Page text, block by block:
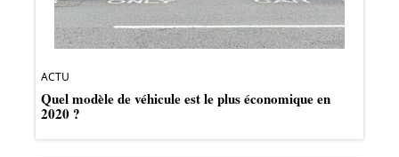
ACTU
Quel modèle de véhicule est le plus économique en
2020 ?